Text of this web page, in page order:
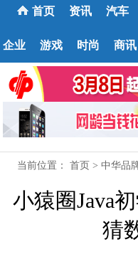
首页 资讯 汽车
企业 游戏 时尚 商讯
当前位置：首页 >中华品
小猿圈Java
猜